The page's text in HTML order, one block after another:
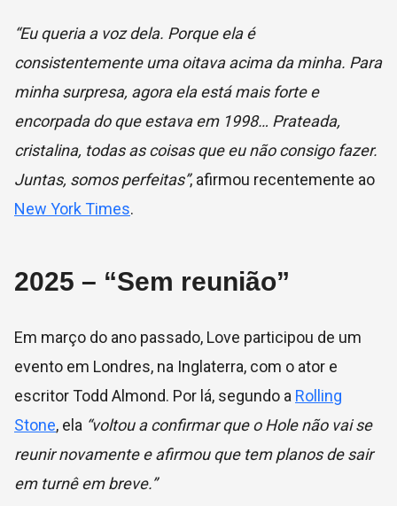
“Eu queria a voz dela. Porque ela é
consistentemente uma oitava acima da minha. Para
minha surpresa, agora ela está mais forte e
encorpada do que estava em 1998… Prateada,
cristalina, todas as coisas que eu não consigo fazer.
Juntas, somos perfeitas”, afirmou recentemente ao
New York Times.
2025 – “Sem reunião”
Em março do ano passado, Love participou de um
evento em Londres, na Inglaterra, com o ator e
escritor Todd Almond. Por lá, segundo a Rolling
Stone, ela “voltou a confirmar que o Hole não vai se
reunir novamente e afirmou que tem planos de sair
em turnê em breve.”